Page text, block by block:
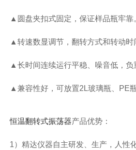
▲ 圆盘夹扣式固定，保证样品瓶牢靠
▲ 转速数显调节，翻转方式和转动
▲ 长时间连续运行平稳、噪音低，
▲ 兼容性好，可放置2L玻璃瓶、 PE
恒温翻转式振荡器产品优势：
1）精达仪器自主研发、生产，人性